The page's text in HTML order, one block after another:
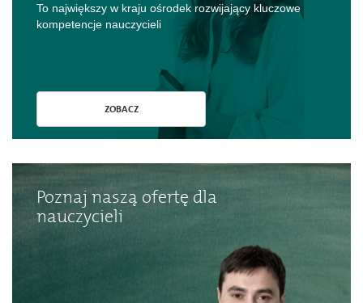
To największy w kraju ośrodek rozwijający kluczowe
kompetencje nauczycieli
ZOBACZ
Poznaj naszą ofertę dla
nauczycieli